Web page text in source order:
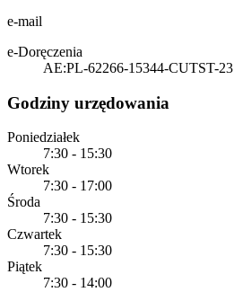
e-mail
e-Doręczenia
AE:PL-62266-15344-CUTST-23
Godziny urzędowania
Poniedziałek
7:30 - 15:30
Wtorek
7:30 - 17:00
Środa
7:30 - 15:30
Czwartek
7:30 - 15:30
Piątek
7:30 - 14:00